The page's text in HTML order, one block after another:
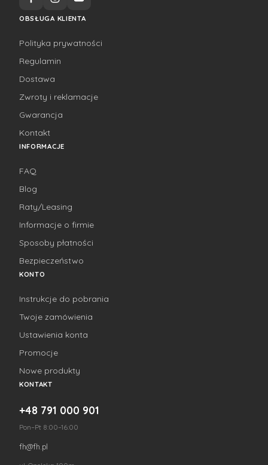
OBSŁUGA KLIENTA
Polityka prywatności
Regulamin
Dostawa
Zwroty i reklamacje
Gwarancja
Kontakt
INFORMACJE
FAQ
Blog
Raty/Leasing
Informacje o firmie
Sposoby płatności
Bezpieczeństwo
KONTO
Instrukcje do pobrania
Twoje zamówienia
Ustawienia konta
Promocje
Nowe produkty
KONTAKT
+48 791 000 901
Pon–Pt 8:00–16:00
fh@fh.pl